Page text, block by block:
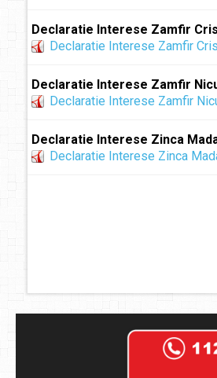
Declaratie Interese Zamfir
Declaratie Interese Zamfir
Declaratie Interese Zamfir
Declaratie Interese Zamfir
Declaratie Interese Zinca
Declaratie Interese Zinca